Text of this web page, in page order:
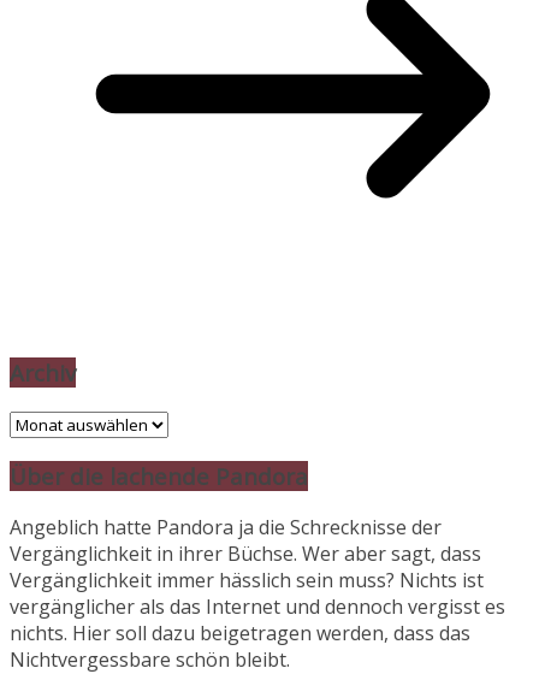
Archiv
Archiv
Über die lachende Pandora
Angeblich hatte Pandora ja die Schrecknisse der
Vergänglichkeit in ihrer Büchse. Wer aber sagt, dass
Vergänglichkeit immer hässlich sein muss? Nichts ist
vergänglicher als das Internet und dennoch vergisst es
nichts. Hier soll dazu beigetragen werden, dass das
Nichtvergessbare schön bleibt.